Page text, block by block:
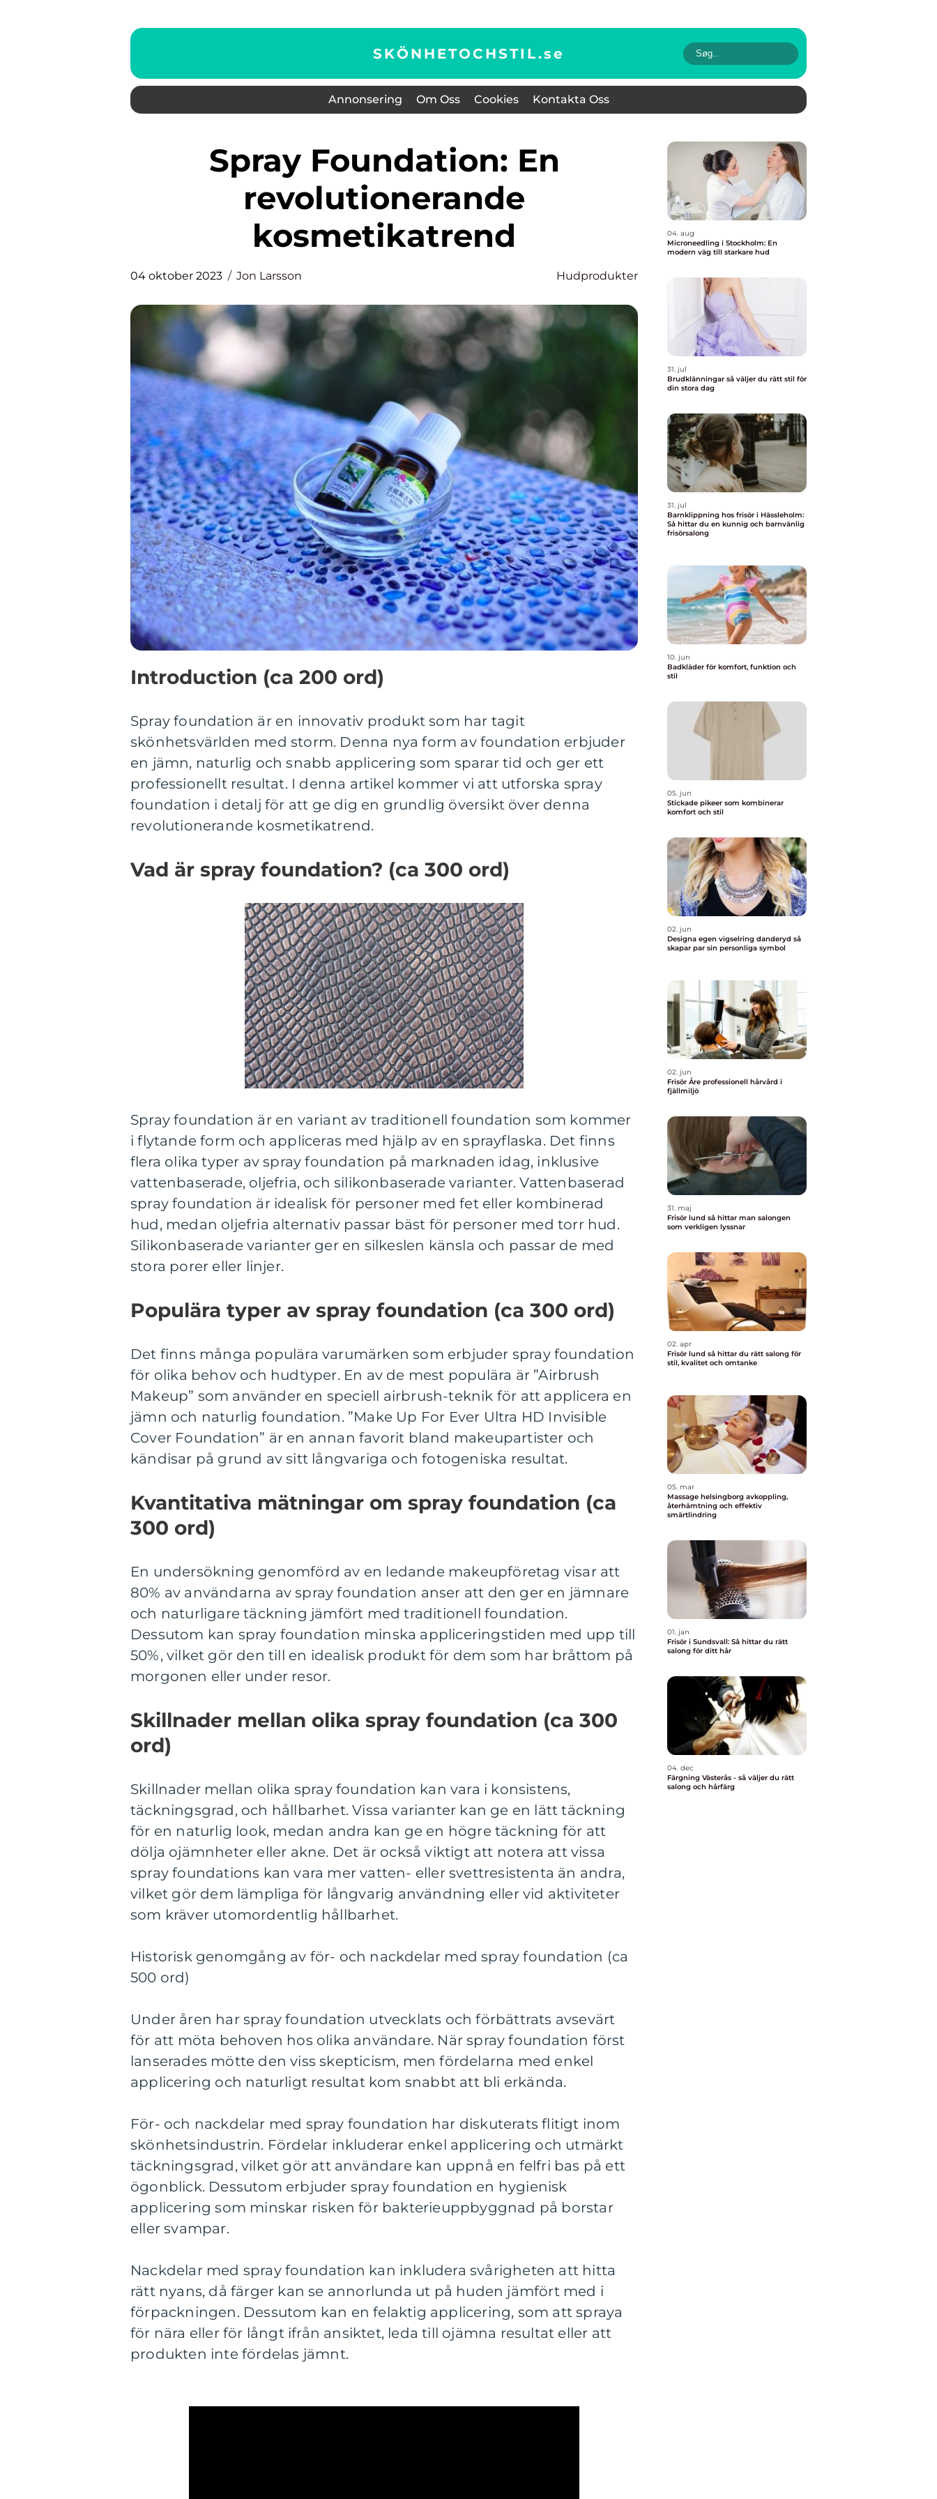
SKÖNHETOCHSTIL.se
Annonsering Om Oss Cookies Kontakta Oss
Spray Foundation: En
revolutionerande
kosmetikatrend
04 oktober 2023 Jon Larsson Hudprodukter
Introduction (ca 200 ord)
Spray foundation är en innovativ produkt som har tagit
skönhetsvärlden med storm. Denna nya form av foundation erbjuder
en jämn, naturlig och snabb applicering som sparar tid och ger ett
professionellt resultat. I denna artikel kommer vi att utforska spray
foundation i detalj för att ge dig en grundlig översikt över denna
revolutionerande kosmetikatrend.
Vad är spray foundation? (ca 300 ord)
Spray foundation är en variant av traditionell foundation som kommer
i flytande form och appliceras med hjälp av en sprayflaska. Det finns
flera olika typer av spray foundation på marknaden idag, inklusive
vattenbaserade, oljefria, och silikonbaserade varianter. Vattenbaserad
spray foundation är idealisk för personer med fet eller kombinerad
hud, medan oljefria alternativ passar bäst för personer med torr hud.
Silikonbaserade varianter ger en silkeslen känsla och passar de med
stora porer eller linjer.
Populära typer av spray foundation (ca 300 ord)
Det finns många populära varumärken som erbjuder spray foundation
för olika behov och hudtyper. En av de mest populära är ”Airbrush
Makeup” som använder en speciell airbrush-teknik för att applicera en
jämn och naturlig foundation. ”Make Up For Ever Ultra HD Invisible
Cover Foundation” är en annan favorit bland makeupartister och
kändisar på grund av sitt långvariga och fotogeniska resultat.
Kvantitativa mätningar om spray foundation (ca
300 ord)
En undersökning genomförd av en ledande makeupföretag visar att
80% av användarna av spray foundation anser att den ger en jämnare
och naturligare täckning jämfört med traditionell foundation.
Dessutom kan spray foundation minska appliceringstiden med upp till
50%, vilket gör den till en idealisk produkt för dem som har bråttom på
morgonen eller under resor.
Skillnader mellan olika spray foundation (ca 300
ord)
Skillnader mellan olika spray foundation kan vara i konsistens,
täckningsgrad, och hållbarhet. Vissa varianter kan ge en lätt täckning
för en naturlig look, medan andra kan ge en högre täckning för att
dölja ojämnheter eller akne. Det är också viktigt att notera att vissa
spray foundations kan vara mer vatten- eller svettresistenta än andra,
vilket gör dem lämpliga för långvarig användning eller vid aktiviteter
som kräver utomordentlig hållbarhet.
Historisk genomgång av för- och nackdelar med spray foundation (ca
500 ord)
Under åren har spray foundation utvecklats och förbättrats avsevärt
för att möta behoven hos olika användare. När spray foundation först
lanserades mötte den viss skepticism, men fördelarna med enkel
applicering och naturligt resultat kom snabbt att bli erkända.
För- och nackdelar med spray foundation har diskuterats flitigt inom
skönhetsindustrin. Fördelar inkluderar enkel applicering och utmärkt
täckningsgrad, vilket gör att användare kan uppnå en felfri bas på ett
ögonblick. Dessutom erbjuder spray foundation en hygienisk
applicering som minskar risken för bakterieuppbyggnad på borstar
eller svampar.
Nackdelar med spray foundation kan inkludera svårigheten att hitta
rätt nyans, då färger kan se annorlunda ut på huden jämfört med i
förpackningen. Dessutom kan en felaktig applicering, som att spraya
för nära eller för långt ifrån ansiktet, leda till ojämna resultat eller att
produkten inte fördelas jämnt.
04. aug
Microneedling i Stockholm: En
modern väg till starkare hud
31. jul
Brudklänningar så väljer du rätt stil för
din stora dag
31. jul
Barnklippning hos frisör i Hässleholm:
Så hittar du en kunnig och barnvänlig
frisörsalong
10. jun
Badkläder för komfort, funktion och
stil
05. jun
Stickade pikeer som kombinerar
komfort och stil
02. jun
Designa egen vigselring danderyd så
skapar par sin personliga symbol
02. jun
Frisör Åre professionell hårvård i
fjällmiljö
31. maj
Frisör lund så hittar man salongen
som verkligen lyssnar
02. apr
Frisör lund så hittar du rätt salong för
stil, kvalitet och omtanke
05. mar
Massage helsingborg avkoppling,
återhämtning och effektiv
smärtlindring
01. jan
Frisör i Sundsvall: Så hittar du rätt
salong för ditt hår
04. dec
Färgning Västerås - så väljer du rätt
salong och hårfärg